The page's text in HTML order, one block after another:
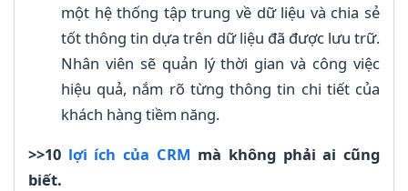
một hệ thống tập trung về dữ liệu và chia sẻ
tốt thông tin dựa trên dữ liệu đã được lưu trữ.
Nhân viên sẽ quản lý thời gian và công việc
hiệu quả, nắm rõ từng thông tin chi tiết của
khách hàng tiềm năng.
>>10 lợi ích của CRM mà không phải ai cũng
biết.